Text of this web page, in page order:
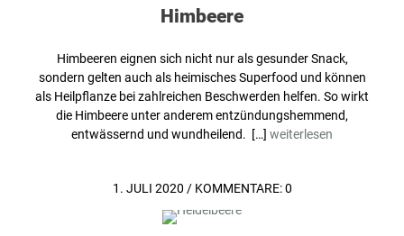
Himbeere
Himbeeren eignen sich nicht nur als gesunder Snack,
sondern gelten auch als heimisches Superfood und können
als Heilpflanze bei zahlreichen Beschwerden helfen. So wirkt
die Himbeere unter anderem entzündungshemmend,
entwässernd und wundheilend. […] weiterlesen
1. JULI 2020 /KOMMENTARE: 0